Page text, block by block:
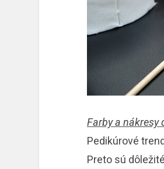
Farby a nákresy
Pedikúrové
Preto sú